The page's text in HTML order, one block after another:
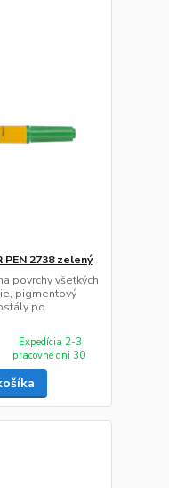
PEN 2738 zelený
povrchy všetkých
pigmentový
po
Expedícia 2-3
pracovné dni 30